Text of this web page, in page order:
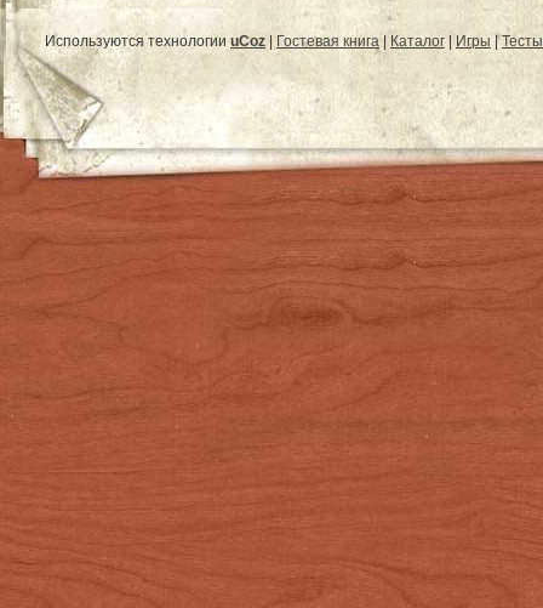
Используются технологии uCoz Гостевая книга| Каталог Игры |Тесты